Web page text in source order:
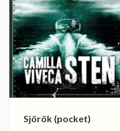
Sjörök (pocket)